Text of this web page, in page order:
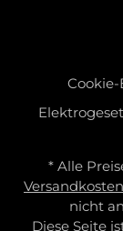
* Alle
Versandkosten
nicht
Diese Seite